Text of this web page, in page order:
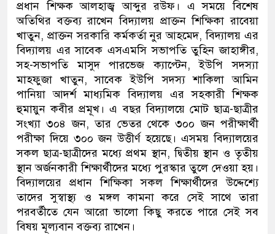
প্রধান শিক্ষক আলহাজ্ব আব্দুর রউফ। এ সময়ে বিশেষ
অতিথির বক্তব্য রাখেন বিদ্যালয় প্রাক্তন শিক্ষিকা রাবেয়া
খাতুন, প্রাক্তন সরকারি কর্মকর্তা নুর আহমেদ, বিদ্যালয় এর
বিদ্যালয় এর সাবেক এসএমসি সভাপতি তুহিন জাহাঙ্গীর,
সহ-সভাপতি মাসুদ পারভেজ ক্যাপ্টেন, ইউপি সদস্যা
মাহফুজা খাতুন, সাবেক ইউপি সদস্য শাকিলা আমিন
পানিয়া আদর্শ মাধ্যমিক বিদ্যালয় এর সহকারী শিক্ষক
হুমায়ুন কবীর প্রমূখ। এ বছর বিদ্যালয়ে মোট ছাত্র-ছাত্রীর
সংখ্যা ৩০৪ জন, তার ভেতর থেকে ৩০০ জন পরীক্ষার্থী
পরীক্ষা দিয়ে ৩০০ জন উত্তীর্ণ হয়েছে। এসময় বিদ্যালয়ের
সকল ছাত্র-ছাত্রীদের মধ্যে প্রথম স্থান, দ্বিতীয় স্থান ও তৃতীয়
স্থান অর্জনকারী শিক্ষার্থীদের মধ্যে পুরস্কার তুলে দেওয়া হয়।
বিদ্যালয়ের প্রধান শিক্ষিকা সকল শিক্ষার্থীদের উদ্দেশ্যে
তাদের সুস্বাস্থ্য ও মঙ্গল কামনা করে সেই সাথে তারা
পরবর্তীতে যেন আরো ভালো কিছু করতে পারে সেই সব
বিষয় মূল্যবান বক্তব্য রাখেন।